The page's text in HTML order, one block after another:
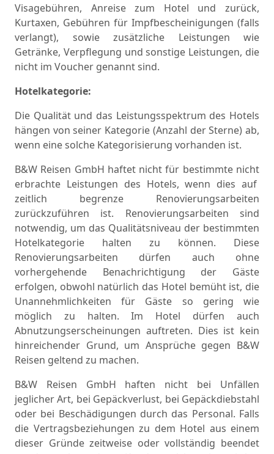
Visagebühren, Anreise zum Hotel und zurück,
Kurtaxen, Gebühren für Impfbescheinigungen (falls
verlangt), sowie zusätzliche Leistungen wie
Getränke, Verpflegung und sonstige Leistungen, die
nicht im Voucher genannt sind.
Hotelkategorie:
Die Qualität und das Leistungsspektrum des Hotels
hängen von seiner Kategorie (Anzahl der Sterne) ab,
wenn eine solche Kategorisierung vorhanden ist.
B&W Reisen GmbH haftet nicht für bestimmte nicht
erbrachte Leistungen des Hotels, wenn dies auf
zeitlich begrenze Renovierungsarbeiten
zurückzuführen ist. Renovierungsarbeiten sind
notwendig, um das Qualitätsniveau der bestimmten
Hotelkategorie halten zu können. Diese
Renovierungsarbeiten dürfen auch ohne
vorhergehende Benachrichtigung der Gäste
erfolgen, obwohl natürlich das Hotel bemüht ist, die
Unannehmlichkeiten für Gäste so gering wie
möglich zu halten. Im Hotel dürfen auch
Abnutzungserscheinungen auftreten. Dies ist kein
hinreichender Grund, um Ansprüche gegen B&W
Reisen geltend zu machen.
B&W Reisen GmbH haften nicht bei Unfällen
jeglicher Art, bei Gepäckverlust, bei Gepäckdiebstahl
oder bei Beschädigungen durch das Personal. Falls
die Vertragsbeziehungen zu dem Hotel aus einem
dieser Gründe zeitweise oder vollständig beendet